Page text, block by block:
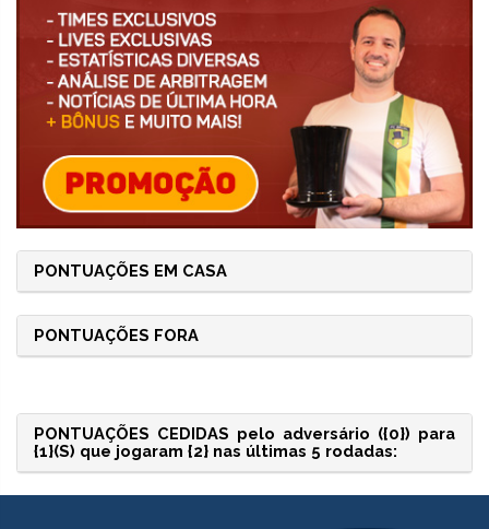
PONTUAÇÕES EM CASA
PONTUAÇÕES FORA
PONTUAÇÕES CEDIDAS pelo adversário ({0}) para
{1}(S) que jogaram {2} nas últimas 5 rodadas: